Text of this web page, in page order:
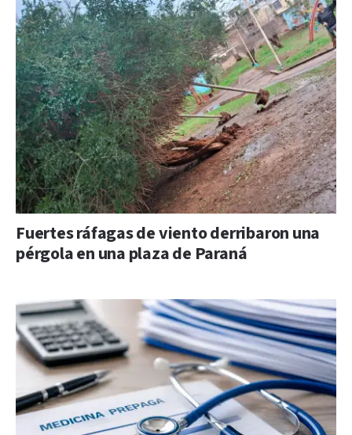
Fuertes ráfagas de viento derribaron una
pérgola en una plaza de Paraná